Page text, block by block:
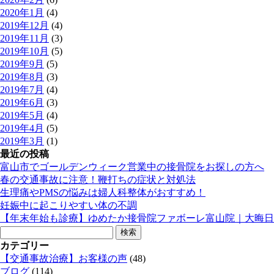
2020年1月 (4)
2019年12月 (4)
2019年11月 (3)
2019年10月 (5)
2019年9月 (5)
2019年8月 (3)
2019年7月 (4)
2019年6月 (3)
2019年5月 (4)
2019年4月 (5)
2019年3月 (1)
最近の投稿
富山市でゴールデンウィーク営業中の接骨院をお探しの方へ
春の交通事故に注意！鞭打ちの症状と対処法
生理痛やPMSの悩みは婦人科整体がおすすめ！
妊娠中に起こりやすい体の不調
【年末年始も診療】ゆめたか接骨院ファボーレ富山院｜大晦
検
索:
カテゴリー
【交通事故治療】お客様の声 (48)
ブログ (114)